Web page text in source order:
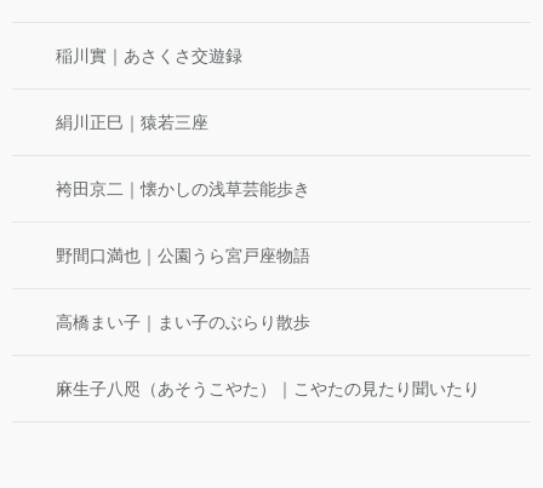
稲川實｜あさくさ交遊録
絹川正巳｜猿若三座
袴田京二｜懐かしの浅草芸能歩き
野間口満也｜公園うら宮戸座物語
高橋まい子｜まい子のぶらり散歩
麻生子八咫（あそうこやた）｜こやたの見たり聞いたり